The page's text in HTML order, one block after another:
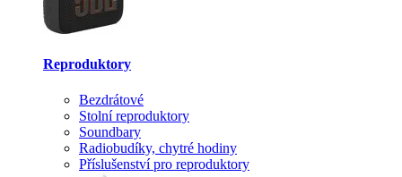
Reproduktory
Bezdrátové
Stolní reproduktory
Soundbary
Radiobudíky, chytré hodiny
Příslušenství pro reproduktory